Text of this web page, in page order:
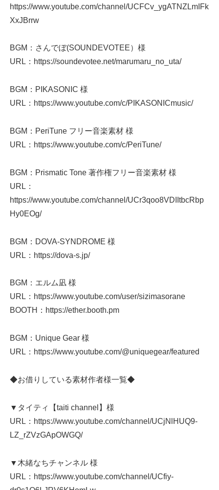
https://www.youtube.com/channel/UCFCv_ygATNZLmIFk
XxJBrrw
BGM：さんでぼ(SOUNDEVOTEE）様
URL：https://soundevotee.net/marumaru_no_uta/
BGM：PIKASONIC 様
URL：https://www.youtube.com/c/PIKASONICmusic/
BGM：PeriTune フリー音楽素材 様
URL：https://www.youtube.com/c/PeriTune/
BGM：Prismatic Tone 著作権フリー音楽素材 様
URL：
https://www.youtube.com/channel/UCr3qoo8VDIItbcRbp
Hy0EOg/
BGM：DOVA-SYNDROME 様
URL：https://dova-s.jp/
BGM：エルム凪 様
URL：https://www.youtube.com/user/sizimasorane
BOOTH：https://ether.booth.pm
BGM：Unique Gear 様
URL：https://www.youtube.com/@uniquegear/featured
◆お借りしている素材作者様一覧◆
▼タイティ【taiti channel】様
URL：https://www.youtube.com/channel/UCjNlHUQ9-
LZ_rZVzGApOWGQ/
▼木緒なちチャンネル 様
URL：https://www.youtube.com/channel/UCfiy-